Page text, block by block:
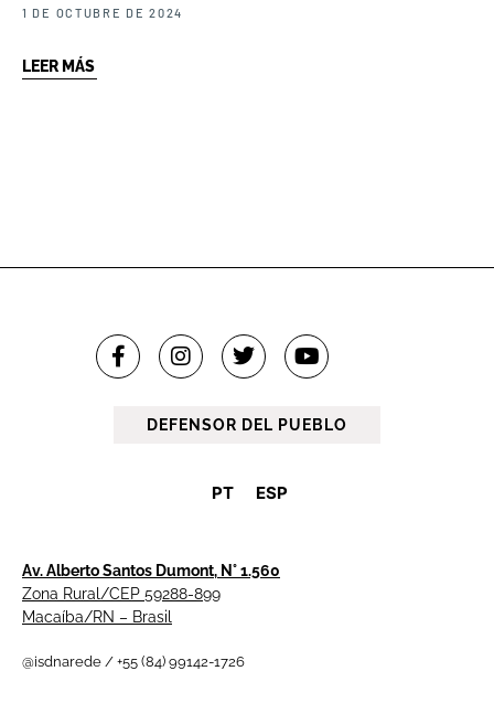
1 DE OCTUBRE DE 2024
LEER MÁS
DEFENSOR DEL PUEBLO
PT ESP
Av. Alberto Santos Dumont, N° 1.560
Zona Rural/CEP 59288-899
Macaíba/RN – Brasil
@isdnarede / +55 (84) 99142-1726